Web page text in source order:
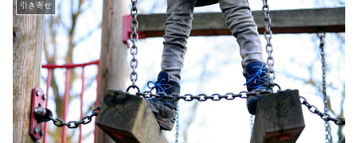
引き寄せ